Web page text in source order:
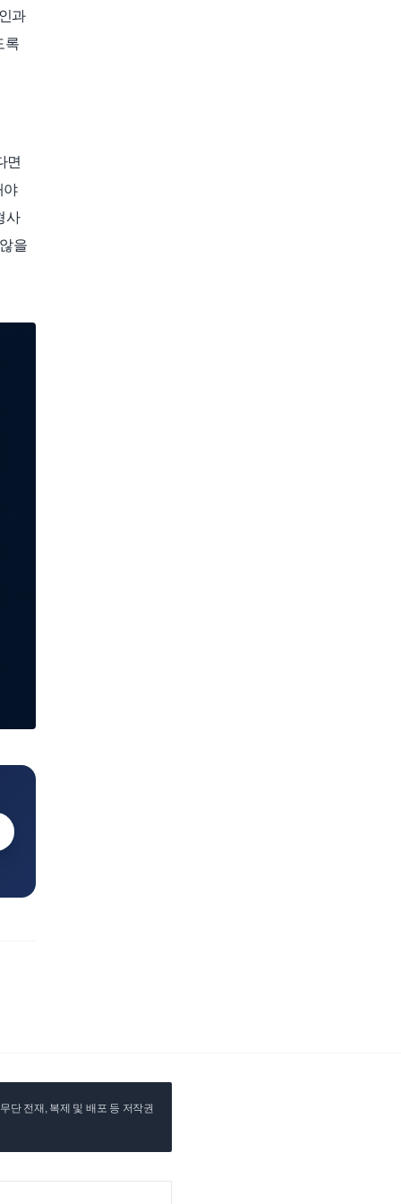
과
록
면
야
사
을
단 전재, 복제 및 배포 등 저작권